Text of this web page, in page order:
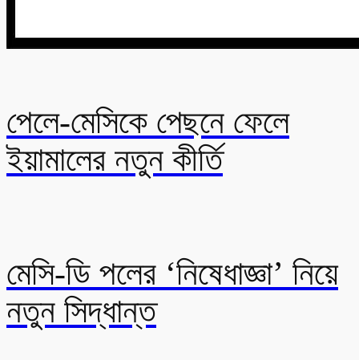
পেলে-মেসিকে পেছনে ফেলে
ইয়ামালের নতুন কীর্তি
মেসি-ডি পলের ‘নিষেধাজ্ঞা’ নিয়ে
নতুন সিদ্ধান্ত